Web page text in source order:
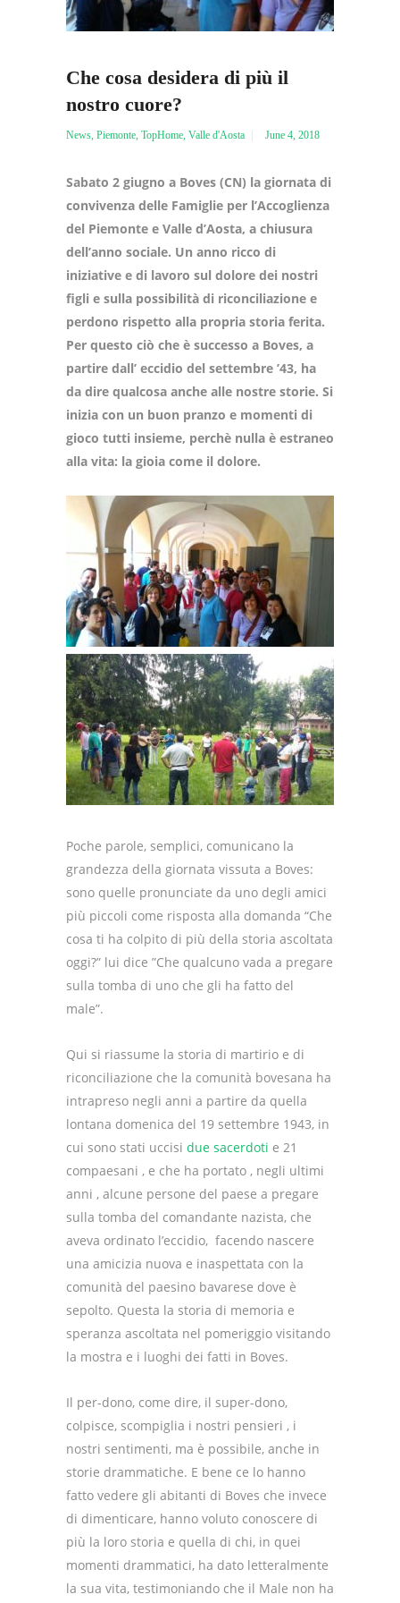
Che cosa desidera di più il
nostro cuore?
News Piemonte TopHome Valle d'Aosta June 4, 2018
Sabato 2 giugno a Boves (CN) la giornata di
convivenza delle Famiglie per l’Accoglienza
del Piemonte e Valle d’Aosta, a chiusura
dell’anno sociale. Un anno ricco di
iniziative e di lavoro sul dolore dei nostri
figli e sulla possibilità di riconciliazione e
perdono rispetto alla propria storia ferita.
Per questo ciò che è successo a Boves, a
partire dall’ eccidio del settembre ’43, ha
da dire qualcosa anche alle nostre storie. Si
inizia con un buon pranzo e momenti di
gioco tutti insieme, perchè nulla è estraneo
alla vita: la gioia come il dolore.
Poche parole, semplici, comunicano la
grandezza della giornata vissuta a Boves:
sono quelle pronunciate da uno degli amici
più piccoli come risposta alla domanda “Che
cosa ti ha colpito di più della storia ascoltata
oggi?” lui dice ”Che qualcuno vada a pregare
sulla tomba di uno che gli ha fatto del
male”.
Qui si riassume la storia di martirio e di
riconciliazione che la comunità bovesana ha
intrapreso negli anni a partire da quella
lontana domenica del 19 settembre 1943, in
cui sono stati uccisi due sacerdoti e 21
compaesani , e che ha portato , negli ultimi
anni , alcune persone del paese a pregare
sulla tomba del comandante nazista, che
aveva ordinato l’eccidio, facendo nascere
una amicizia nuova e inaspettata con la
comunità del paesino bavarese dove è
sepolto. Questa la storia di memoria e
speranza ascoltata nel pomeriggio visitando
la mostra e i luoghi dei fatti in Boves.
Il per-dono, come dire, il super-dono,
colpisce, scompiglia i nostri pensieri , i
nostri sentimenti, ma è possibile, anche in
storie drammatiche. E bene ce lo hanno
fatto vedere gli abitanti di Boves che invece
di dimenticare, hanno voluto conoscere di
più la loro storia e quella di chi, in quei
momenti drammatici, ha dato letteralmente
la sua vita, testimoniando che il Male non ha